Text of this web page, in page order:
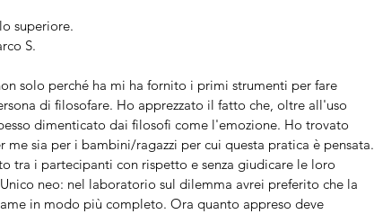
superiore.
S.
solo perché ha mi ha fornito i primi strumenti per fare
di filosofare. Ho apprezzato il fatto che, oltre all'uso
dimenticato dai filosofi come l'emozione. Ho trovato
sia per i bambini/ragazzi per cui questa pratica è pensata.
tra i partecipanti con rispetto e senza giudicare le loro
neo: nel laboratorio sul dilemma avrei preferito che la
in modo più completo. Ora quanto appreso deve